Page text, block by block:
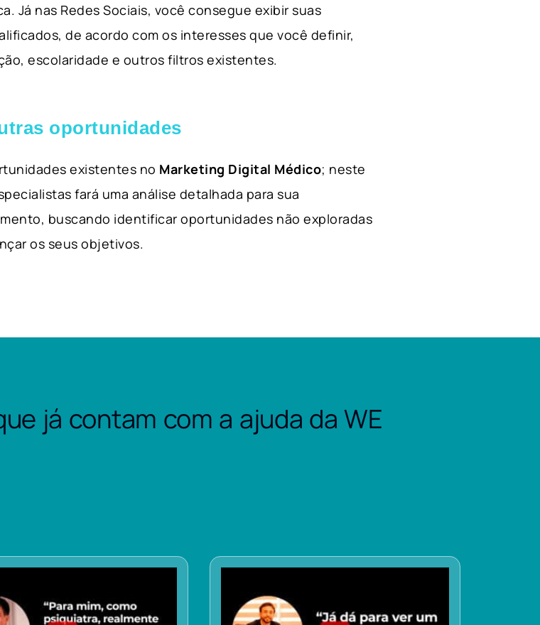
Já nas Redes Sociais, você consegue exibir suas
de acordo com os interesses que você definir,
escolaridade e outros filtros existentes.
oportunidades
existentes no Marketing Digital Médico; neste
fará uma análise detalhada para sua
buscando identificar oportunidades não exploradas
os seus objetivos.
já contam com a ajuda da WE